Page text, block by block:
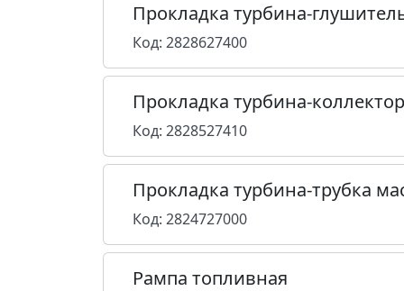
Прокладка турбина-
Код: 2828627400
Прокладка турбина-коллектор
Код: 2828527410
Прокладка турбина-трубка
Код: 2824727000
Рампа топливная